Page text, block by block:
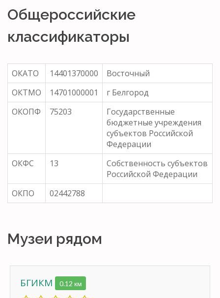
Общероссийские
классификаторы
ОКАТО 14401370000
Восточный
ОКТМО
14701000001
г Белгород
ОКОПФ
75203
Государственные
бюджетные учреждения
субъектов Российской
Федерации
ОКФС
13
Собственность субъектов
Российской Федерации
ОКПО
02442788
Музеи рядом
БГИКМ 0.12 км